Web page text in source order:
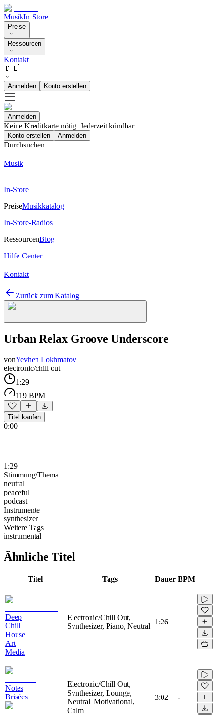
MusikIn-Store
Preise
Ressourcen
Kontakt
🇩🇪
Anmelden Konto erstellen
Anmelden
Keine Kreditkarte nötig. Jederzeit kündbar.
Konto erstellen Anmelden
Durchsuchen
Musik
In-Store
PreiseMusikkatalog
In-Store-Radios
RessourcenBlog
Hilfe-Center
Kontakt
Zurück zum Katalog
Urban Relax Groove Underscore
vonYevhen Lokhmatov
electronic/chill out
1:29
119 BPM
Titel kaufen
0:00
1:29
Stimmung/Thema
neutral
peaceful
podcast
Instrumente
synthesizer
Weitere Tags
instrumental
Ähnliche Titel
Titel Tags Dauer BPM
Deep
Chill
House
Art
Media
Electronic/Chill Out,
Synthesizer, Piano, Neutral
1:26 -
Notes
Brisées
Electronic/Chill Out,
Synthesizer, Lounge,
Neutral, Motivational,
Calm
3:02 -